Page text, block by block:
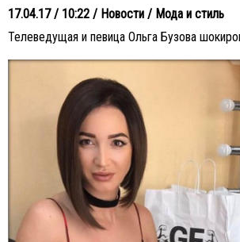
17.04.17 / 10:22 / Новости / Мода и стиль
Телеведущая и певица Ольга Бузова